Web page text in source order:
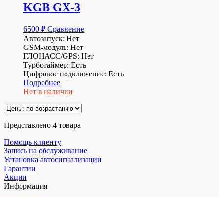
KGB GX-3
6500 ₽ Сравнение
Автозапуск: Нет
GSM-модуль: Нет
ГЛОНАСС/GPS: Нет
Турботаймер: Есть
Цифровое подключение: Есть
Подробнее
Нет в наличии
Представлено 4 товара
Помощь клиенту
Запись на обслуживание
Установка автосигнализации
Гарантии
Акции
Информация